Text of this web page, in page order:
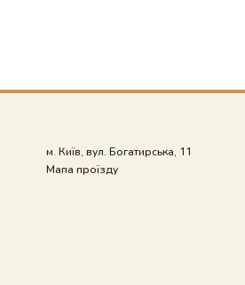
м. Київ, вул. Богатирська, 11
Мапа проїзду